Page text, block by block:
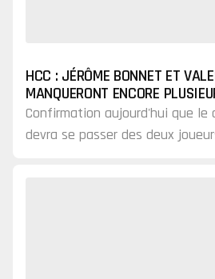
HCC : JÉRÔME BONNET ET
MANQUERONT ENCORE
Confirmation aujourd'hui que le
devra se passer des deux